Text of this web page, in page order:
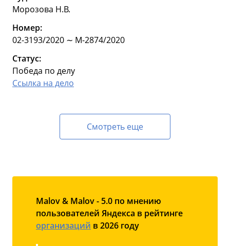
Морозова Н.В.
Номер:
02-3193/2020 ∼ М-2874/2020
Статус:
Победа по делу
Ссылка на дело
Смотреть еще
Malov & Malov - 5.0 по мнению
пользователей Яндекса в рейтинге
организаций в 2026 году